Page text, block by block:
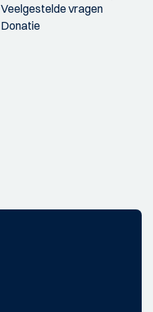
Veelgestelde vragen
Donatie